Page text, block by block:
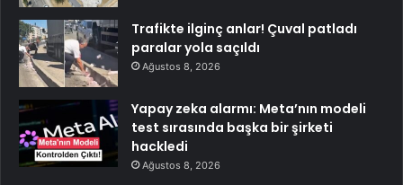
Trafikte ilginç anlar! Çuval patladı
paralar yola saçıldı
Ağustos 8, 2026
Yapay zeka alarmı: Meta’nın modeli
test sırasında başka bir şirketi
hackledi
Ağustos 8, 2026